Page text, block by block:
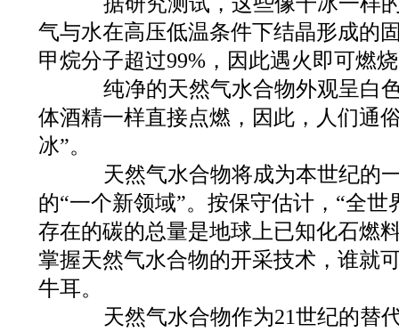
气与水在高压低温条件下结晶形成的
甲烷分子超过99%，因此遇火即可燃
纯净的天然气水合物外观呈白
体酒精一样直接点燃，因此，人们通
冰”。
天然气水合物将成为本世纪的
的“一个新领域”。按保守估计，“全
存在的碳的总量是地球上已知化石燃
掌握天然气水合物的开采技术，谁就
牛耳。
天然气水合物作为21世纪的替